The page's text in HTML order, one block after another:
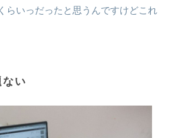
らいっだったと思うんですけどこれ
ない